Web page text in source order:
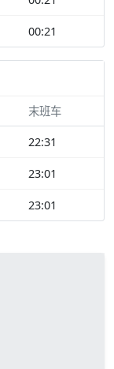
00:21
末班车
22:31
23:01
23:01